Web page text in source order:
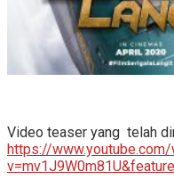
Video teaser yang telah
https://www.youtube.com/